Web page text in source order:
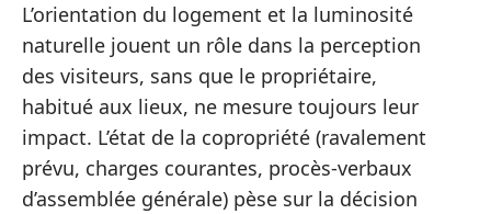
L’orientation du logement et la luminosité
naturelle jouent un rôle dans la perception
des visiteurs, sans que le propriétaire,
habitué aux lieux, ne mesure toujours leur
impact. L’état de la copropriété (ravalement
prévu, charges courantes, procès-verbaux
d’assemblée générale) pèse sur la décision